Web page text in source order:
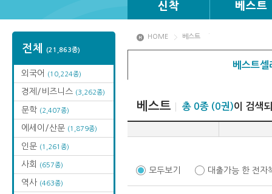
신착 베스트
전체 (21,863종)
외국어 (10,224종)
경제/비즈니스 (3,262종)
문학 (2,407종)
에세이/산문 (1,879종)
인문 (1,261종)
사회 (657종)
역사 (463종)
HOME 베스트
베스트
베스트 총 0종 (0권)이 검색
모두보기 대출가능 한 전자